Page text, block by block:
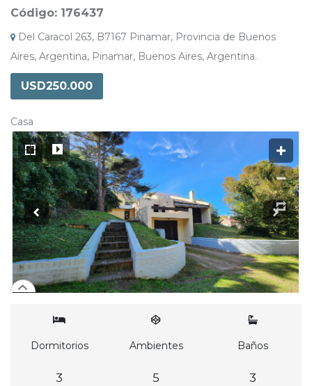
Código: 176437
Del Caracol 263, B7167 Pinamar, Provincia de Buenos
Aires, Argentina, Pinamar, Buenos Aires, Argentina.
USD250.000
Casa
Dormitorios
3
Ambientes
5
Baños
3